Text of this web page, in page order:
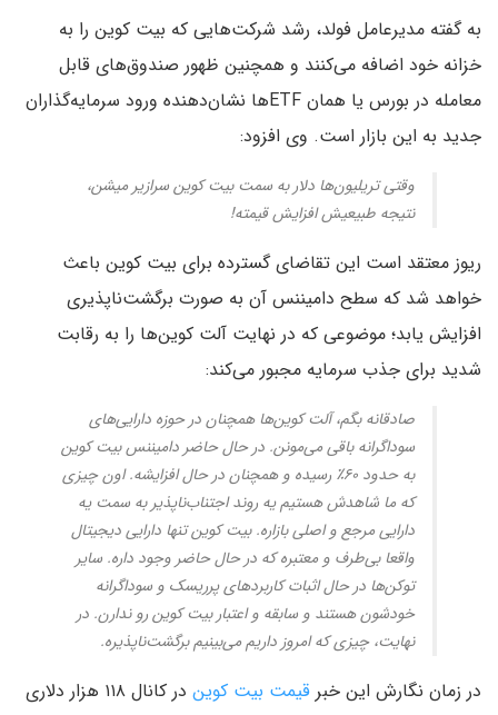
به گفته مدیرعامل فولد، رشد شرکت‌هایی که بیت کوین را به
خزانه‌ خود اضافه می‌کنند و همچنین ظهور صندوق‌های قابل
معامله در بورس یا همان ETFها نشان‌‌دهنده ورود سرمایه‌گذاران
جدید به این بازار است. وی افزود:
وقتی تریلیون‌ها دلار به سمت بیت کوین سرازیر میشن،
نتیجه طبیعیش افزایش قیمته!
ریوز معتقد است این تقاضای گسترده برای بیت کوین باعث
خواهد شد که سطح دامیننس آن به صورت برگشت‌ناپذیری
افزایش یابد؛ موضوعی که در نهایت آلت کوین‌ها را به رقابت
شدید برای جذب سرمایه مجبور می‌کند:
صادقانه بگم، آلت کوین‌ها همچنان در حوزه دارایی‌های
سوداگرانه باقی می‌مونن. در حال حاضر دامیننس بیت کوین
به حدود ۶۰٪ رسیده و همچنان در حال افزایشه. اون چیزی
که ما شاهدش هستیم یه روند اجتناب‌ناپذیر به سمت یه
دارایی مرجع و اصلی بازاره. بیت کوین تنها دارایی دیجیتال
واقعا بی‌طرف و معتبره که در حال حاضر وجود داره. سایر
توکن‌ها در حال اثبات کاربردهای پرریسک و سوداگرانه
خودشون هستند و سابقه و اعتبار بیت کوین رو ندارن. در
نهایت، چیزی که امروز داریم می‌بینیم برگشت‌ناپذیره.
در زمان نگارش این خبر قیمت بیت کوین
در کانال ۱۱۸ هزار دلاری